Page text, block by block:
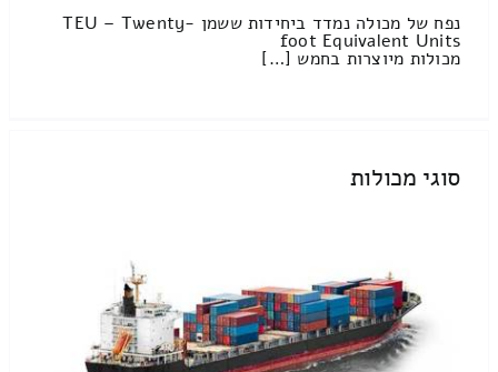
נפח של מכולה נמדד ביחידות ששמן TEU – Twenty-
foot Equivalent Units
מכולות מיוצרות בחמש […]
סוגי מכולות